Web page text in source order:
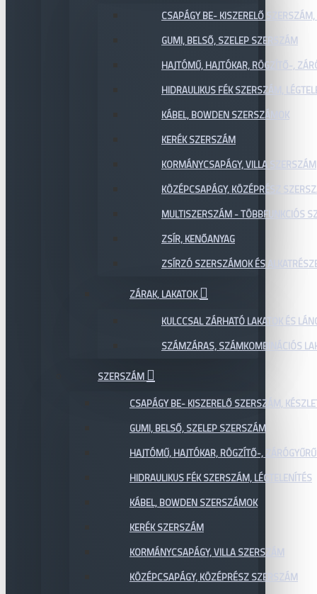
CSAPÁGY BE- KISZERELŐ
GUMI, BELSŐ, SZELEP SZERSZÁM
HAJTÓMŰ, HAJTÓKAR, RÖGZÍTŐ-,
HIDRAULIKUS FÉK SZERSZÁM,
KÁBEL, BOWDEN SZERSZÁMOK
KERÉK SZERSZÁM
KORMÁNYCSAPÁGY, VILLA SZERSZÁM
KÖZÉPCSAPÁGY, KÖZÉPRÉSZ
MULTISZERSZÁM - TÖBBFUNKCIÓS
ZSÍR, KENŐANYAG
ZSÍRZÓ SZERSZÁMOK ÉS
ZÁRAK, LAKATOK
KULCCSAL ZÁRHATÓ LAKATOK ÉS
SZÁMZÁRAS, SZÁMKOMBINÁCIÓS
SZERSZÁM
CSAPÁGY BE- KISZERELŐ SZERSZÁM,
GUMI, BELSŐ, SZELEP SZERSZÁM
HAJTÓMŰ, HAJTÓKAR, RÖGZÍTŐ-,
HIDRAULIKUS FÉK SZERSZÁM, LÉGTELENÍTÉS
KÁBEL, BOWDEN SZERSZÁMOK
KERÉK SZERSZÁM
KORMÁNYCSAPÁGY, VILLA SZERSZÁM
KÖZÉPCSAPÁGY, KÖZÉPRÉSZ SZERSZÁM